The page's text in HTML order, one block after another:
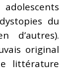
du
d’autres).
original
littérature